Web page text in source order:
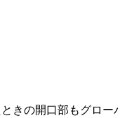
きの開口部もグロー